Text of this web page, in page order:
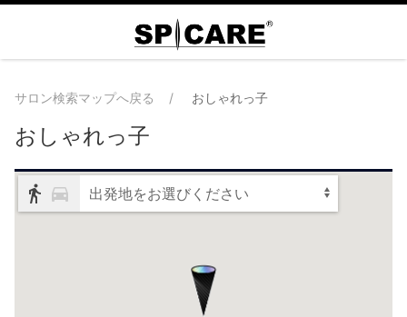
サロン検索マップへ戻る おしゃれっ子
おしゃれっ子
出発地をお選びください